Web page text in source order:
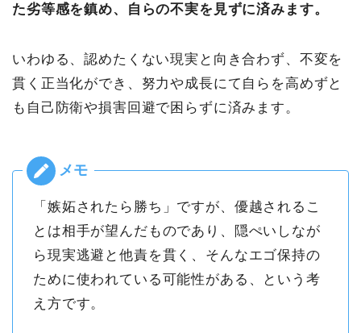
た劣等感を鎮め、自らの不実を見ずに済みます。
いわゆる、認めたくない現実と向き合わず、不変を
貫く正当化ができ、努力や成長にて自らを高めずと
も自己防衛や損害回避で困らずに済みます。
「嫉妬されたら勝ち」ですが、優越されるこ
とは相手が望んだものであり、隠ぺいしなが
ら現実逃避と他責を貫く、そんなエゴ保持の
ために使われている可能性がある、という考
え方です。